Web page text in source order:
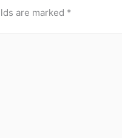
are marked *